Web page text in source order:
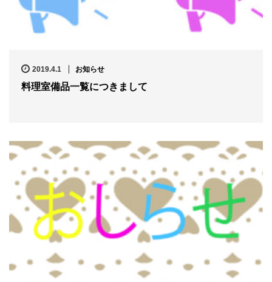
2019.4.1 お知らせ
料理室備品一覧につきまして